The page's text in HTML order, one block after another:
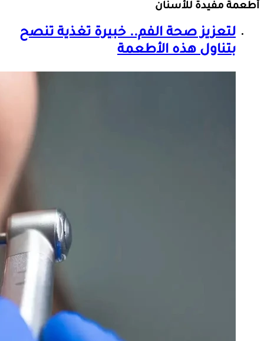
أطعمة مفيدة للأسنان
لتعزيز صحة الفم.. خبيرة تغذية تنصح
بتناول هذه الأطعمة